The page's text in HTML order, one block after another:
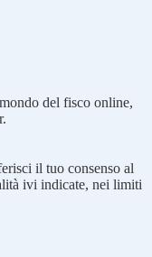
del fisco online,
il tuo consenso al
ivi indicate, nei limiti